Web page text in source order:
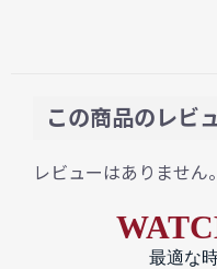
この商品のレビ
レビューはありません。
最適な